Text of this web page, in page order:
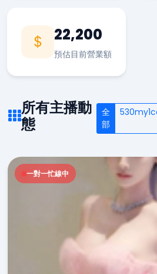
22,200
預估目前營業額
所有主播動
態
全
部
一對一忙線中